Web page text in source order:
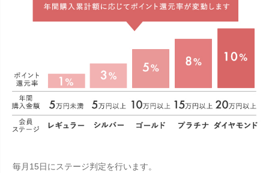
毎月15日にステージ判定を行います。